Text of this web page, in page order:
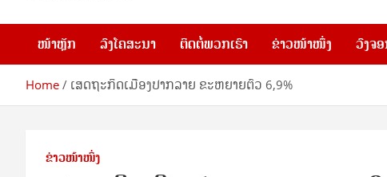
ໜ້າຫຼັກ ລົງໂຄສະນາ ຕິດຕໍ່ພວກເຮົາ ຂ່າວໜ້າໜຶ່ງ ວົງຈ
Home ເສດຖະກິດເມືອງປາກລາຍ ຂະຫຍາຍຕົວ 6,9%
ຂ່າວໜ້າໜຶ່ງ